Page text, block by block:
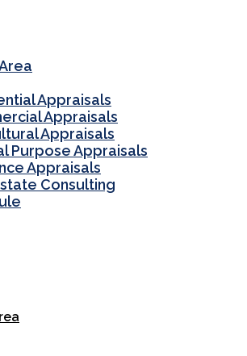
Appraisals
Appraisals
Appraisals
Purpose Appraisals
Appraisals
Consulting